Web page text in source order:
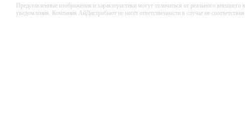
Представленные изображения и характеристики могут отличаться от реального
уведомления. Компания АйДистрибьют не несёт ответственности в случае не